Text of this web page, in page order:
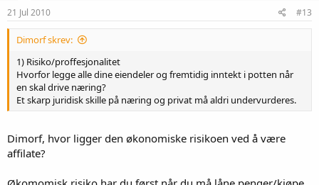
21 Jul 2010 #13
Dimorf skrev:
1) Risiko/proffesjonalitet
Hvorfor legge alle dine eiendeler og fremtidig inntekt i potten når
en skal drive næring?
Et skarp juridisk skille på næring og privat må aldri undervurderes.
Dimorf, hvor ligger den økonomiske risikoen ved å være
affilate?